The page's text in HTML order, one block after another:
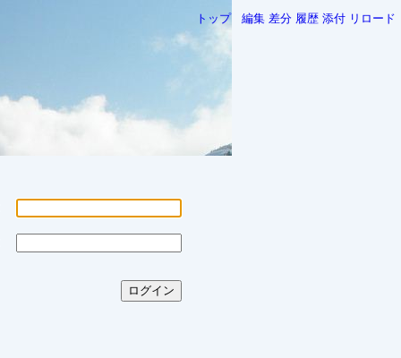
トップ 編集 差分 履歴 添付 リロード